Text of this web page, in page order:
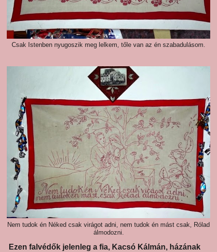
Csak Istenben nyugoszik meg lelkem, tőle van az én szabadulásom.
Nem tudok én Néked csak virágot adni, nem tudok én mást csak, Rólad
álmodozni.
Ezen falvédők jelenleg a fia, Kacsó Kálmán, házának